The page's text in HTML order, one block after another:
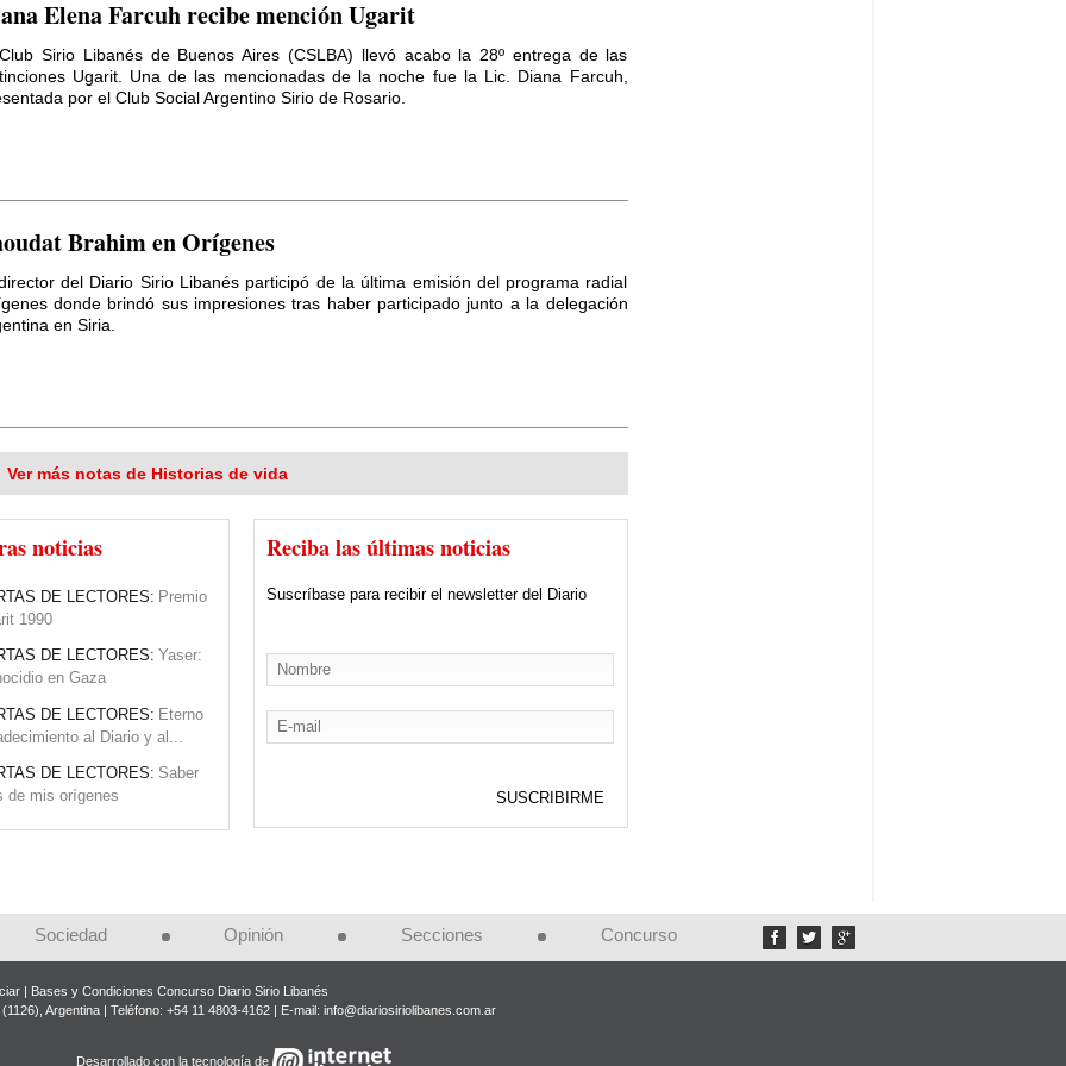
Elena Farcuh recibe mención Ugarit
Sirio Libanés de Buenos Aires (CSLBA) llevó acabo la 28º entrega de las
Ugarit. Una de las mencionadas de la noche fue la Lic. Diana Farcuh,
por el Club Social Argentino Sirio de Rosario.
Brahim en Orígenes
del Diario Sirio Libanés participó de la última emisión del programa radial
donde brindó sus impresiones tras haber participado junto a la delegación
en Siria.
Ver más notas de Historias de vida
noticias
en Gaza
DE LECTORES:Eterno
DE LECTORES: Saber
de mis orígenes
Clásica en el
El Diario Sirio Libanés
90 años
DE LECTORES: Premio
1990
DE LECTORES: Yaser:
en Gaza
DE LECTORES: Eterno
al Diario y al...
DE LECTORES: Saber
de mis orígenes
DE LECTORES: Agradec
El Diario Sirio Libanés
Reciba las últimas noticias
Suscríbase para recibir el newsletter del Diario
  
Sociedad Opinión Secciones Concurso
Bases y Condiciones Concurso Diario Sirio Libanés
Argentina | Teléfono: +54 11 4803-4162 | E-mail: info@diariosiriolibanes.com.ar
Desarrollado con la tecnología de